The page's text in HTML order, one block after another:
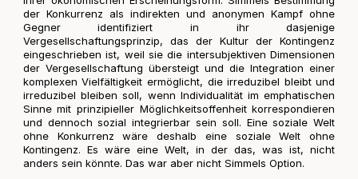
der Konkurrenz als indirekten und anonymen Kampf ohne
Gegner identifiziert in ihr dasjenige
Vergesellschaftungsprinzip, das der Kultur der Kontingenz
eingeschrieben ist, weil sie die intersubjektiven Dimensionen
der Vergesellschaftung übersteigt und die Integration einer
komplexen Vielfältigkeit ermöglicht, die irreduzibel bleibt und
irreduzibel bleiben soll, wenn Individualität im emphatischen
Sinne mit prinzipieller Möglichkeitsoffenheit korrespondieren
und dennoch sozial integrierbar sein soll. Eine soziale Welt
ohne Konkurrenz wäre deshalb eine soziale Welt ohne
Kontingenz. Es wäre eine Welt, in der das, was ist, nicht
anders sein könnte. Das war aber nicht Simmels Option.